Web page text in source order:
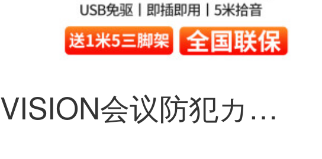
HIKVISION会议防犯カメラズーム内置双麦克风5米拾音USB免驱电脑直播网课雲台HDリモートで视频会议系统 V108【800万4Kスーパークリア+蓝牙遥控+自动聚焦】 会议防犯カメラ（标一致）